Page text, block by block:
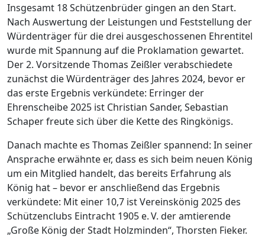
Insgesamt 18 Schützenbrüder gingen an den Start.
Nach Auswertung der Leistungen und Feststellung der
Würdenträger für die drei ausgeschossenen Ehrentitel
wurde mit Spannung auf die Proklamation gewartet.
Der 2. Vorsitzende Thomas Zeißler verabschiedete
zunächst die Würdenträger des Jahres 2024, bevor er
das erste Ergebnis verkündete: Erringer der
Ehrenscheibe 2025 ist Christian Sander, Sebastian
Schaper freute sich über die Kette des Ringkönigs.
Danach machte es Thomas Zeißler spannend: In seiner
Ansprache erwähnte er, dass es sich beim neuen König
um ein Mitglied handelt, das bereits Erfahrung als
König hat – bevor er anschließend das Ergebnis
verkündete: Mit einer 10,7 ist Vereinskönig 2025 des
Schützenclubs Eintracht 1905 e. V. der amtierende
„Große König der Stadt Holzminden“, Thorsten Fieker.